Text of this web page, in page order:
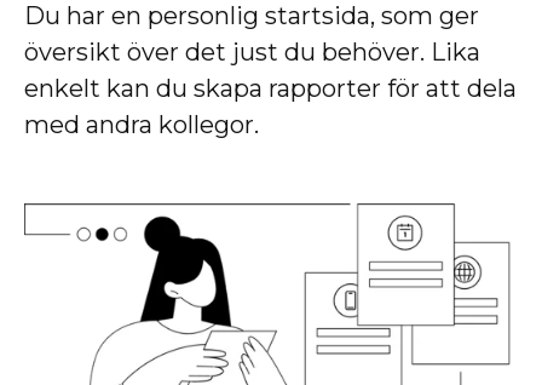
Du har en personlig startsida, som ger
översikt över det just du behöver. Lika
enkelt kan du skapa rapporter för att dela
med andra kollegor.